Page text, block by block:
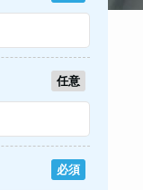
任意
必須